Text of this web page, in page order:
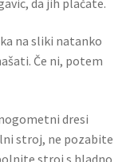
na sliki natanko
Če ni, potem
dresi
stroj, ne pozabite
stroj s hladno